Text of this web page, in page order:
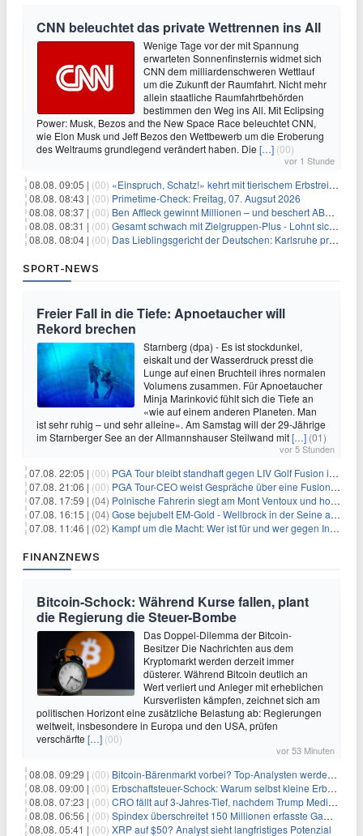
CNN beleuchtet das private Wettrennen ins All
Wenige Tage vor der mit Spannung
erwarteten Sonnenfinsternis widmet sich
CNN dem milliardenschweren Wettlauf
um die Zukunft der Raumfahrt. Nicht mehr
allein staatliche Raumfahrtbehörden
bestimmen den Weg ins All. Mit Eclipsing
Power: Musk, Bezos and the New Space Race beleuchtet CNN,
wie Elon Musk und Jeff Bezos den Wettbewerb um die Eroberung
des Weltraums grundlegend verändert haben. Die […] (00)
vor 1 Stunde
08.08. 09:05 | (00) «Einspruch, Schatz!» kehrt mit tierischem Erbstreit zurück
08.08. 08:43 | (00) Primetime-Check: Freitag, 07. Augsut 2026
08.08. 08:37 | (00) Ben Affleck gewinnt Millionen – und beschert ABC Top-Quoten
08.08. 08:31 | (00) Gesamt schwach mit Zielgruppen-Plus - Lohnt sich First Dates Hotel doch?
08.08. 08:04 | (00) Das Lieblingsgericht der Deutschen: Karlsruhe prägt seit 75 Jahren die Republik
SPORT-NEWS
Freier Fall in die Tiefe: Apnoetaucher will
Rekord brechen
Starnberg (dpa) - Es ist stockdunkel,
eiskalt und der Wasserdruck presst die
Lunge auf einen Bruchteil ihres normalen
Volumens zusammen. Für Apnoetaucher
Minja Marinković fühlt sich die Tiefe an
«wie auf einem anderen Planeten. Man
ist sehr ruhig – und sehr alleine». Am Samstag will der 29-Jährige
im Starnberger See an der Allmannshauser Steilwand mit[…] (01)
vor 5 Stunden
07.08. 22:05 | (00) PGA Tour bleibt standhaft gegen LIV Golf Fusion in einem sich wandelnden Sportumfeld
07.08. 21:06 | (00) PGA Tour-CEO weist Gespräche über eine Fusion mit LIV Golf zurück und bekräftigt die Wettbewerbslandschaft
07.08. 17:59 | (04) Polnische Fahrerin siegt am Mont Ventoux und holt Tour-Gelb
07.08. 16:15 | (04) Gose bejubelt EM-Gold - Wellbrock in der Seine ausgebremst
07.08. 11:46 | (02) Kampf um die Macht: Wer ist für und wer gegen Infantino?
FINANZNEWS
Bitcoin-Schock: Während Kurse fallen, plant
die Regierung die Steuer-Bombe
Das Doppel-Dilemma der Bitcoin-
Besitzer Die Nachrichten aus dem
Kryptomarkt werden derzeit immer
düsterer. Während Bitcoin deutlich an
Wert verliert und Anleger mit erheblichen
Kursverlisten kämpfen, zeichnet sich am
politischen Horizont eine zusätzliche Belastung ab: Regierungen
weltweit, insbesondere in Europa und den USA, prüfen
verschärfte […] (00)
vor 53 Minuten
08.08. 09:29 | (00) Bitcoin-Bärenmarkt vorbei? Top-Analysten werden optimistisch, aber die Geschichte sagt etwas anderes
08.08. 09:00 | (00) Erbschaftsteuer-Schock: Warum selbst kleine Erbschaften den Fiskus Millionen kosten
08.08. 07:23 | (00) CRO fällt auf 3-Jahres-Tief, nachdem Trump Media zwei große Crypto.com-Deals storniert
08.08. 06:56 | (00) Spindex überschreitet 150 Millionen erfasste Gaming-Ereignisse in Echtzeit-Datenpipeline
08.08. 05:41 | (00) XRP auf $50? Analyst sieht langfristiges Potenzial